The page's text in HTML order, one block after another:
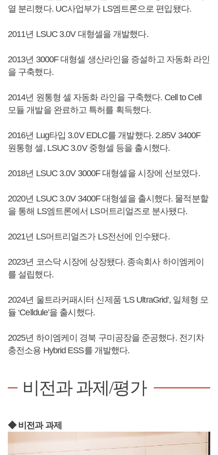
열 분리했다. UC사업부가 LS엠트론으로 편입됐다.
2011년 LSUC 3.0V 대형셀을 개발했다.
2013년 3000F 대형셀 생산라인을 증설하고 자동화 라인
을 구축했다.
2014년 원통형 셀 자동화 라인을 구축했다. Cell to Cell
모듈 개발을 완료하고 특허를 획득했다.
2016년 Lug타입 3.0V EDLC를 개발했다. 2.85V 3400F
원통형 셀, LSUC 3.0V 중형셀 등을 출시했다.
2018년 LSUC 3.0V 3000F 대형셀을 시장에 선보였다.
2020년 LSUC 3.0V 3400F 대형셀을 출시했다. 물적분할
을 통해 LS엠트론에서 LS머트리얼즈로 분사됐다.
2021년 LS머트리얼즈가 LS전선에 인수됐다.
2023년 코스닥 시장에 상장됐다. 종속회사 하이엠케이
를 설립했다.
2024년 울트라커패시터 신제품 ‘LS UltraGrid’, 일체형 모
듈 ‘Celldule’을 출시했다.
2025년 하이엠케이 경북 구미공장을 준공했다. 전기차
충전소용 Hybrid ESS를 개발했다.
비전과 과제/평가
◆ 비전과 과제